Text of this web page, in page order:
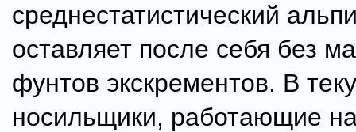
среднестатистический
оставляет после себя без
фунтов экскрементов. В
носильщики, работающие